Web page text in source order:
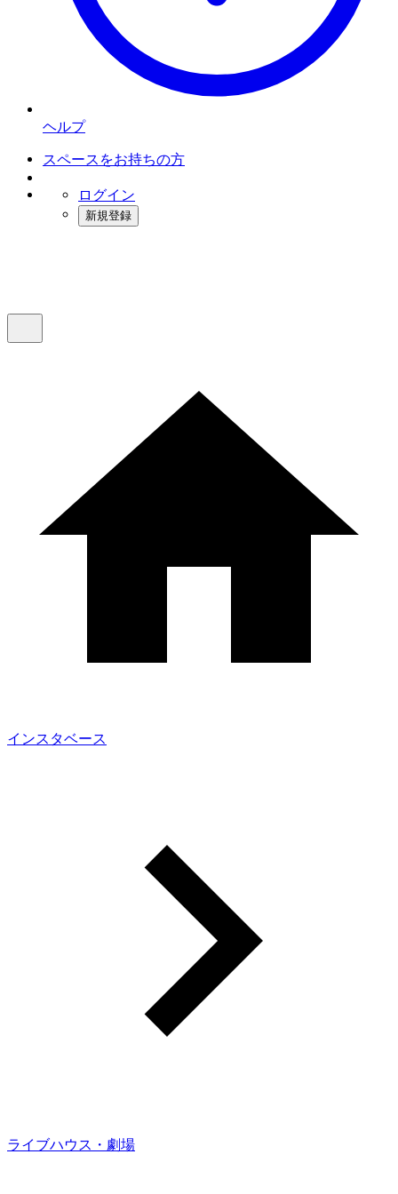
ヘルプ
スペースをお持ちの方
ログイン
新規登録
インスタベース
ライブハウス・劇場